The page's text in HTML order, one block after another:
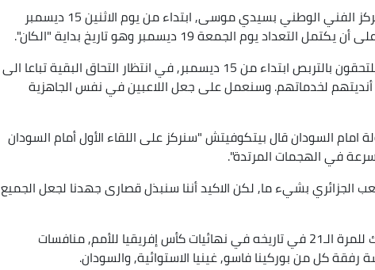
وسيبدأ اللاعبون الجزائريون الالتحاق بالمركز الفني الوطني بسيدي موسى, ابتداء من يوم الاثنين 15 ديسمبر
يوم الجمعة 19 ديسمبر وهو تاريخ بداية "الكان".
وقال بهذا الخصوص "أغلبية اللاعبين سيلتحقون بالتربص ابتداء من 15 ديسمبر, في انتظار التحاق البقية تباعا الى
أنديتهم لخدماتهم. وسنعمل على جعل اللاعبين في نفس الجاهزية
امام السودان قال بيتكوفيتش "سنركز على اللقاء الأول أمام السودان
في الهجمات المرتدة".
الجزائري بشيء ما, لكن الاكيد أننا سنبذل قصارى جهدنا لجعل الجميع
وسيخوض المنتخب الجزائري, الذي يشارك للمرة الـ21 في تاريخه في نهائيات كأس إفريقيا للأمم, منافسات
كل من بوركينا فاسو, غينيا الاستوائية, والسودان.